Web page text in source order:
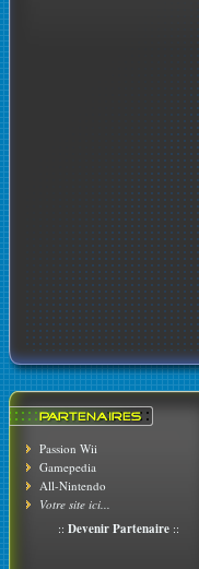
Passion Wii
Gamepedia
All-Nintendo
Votre site ici...
:: Devenir Partenaire ::